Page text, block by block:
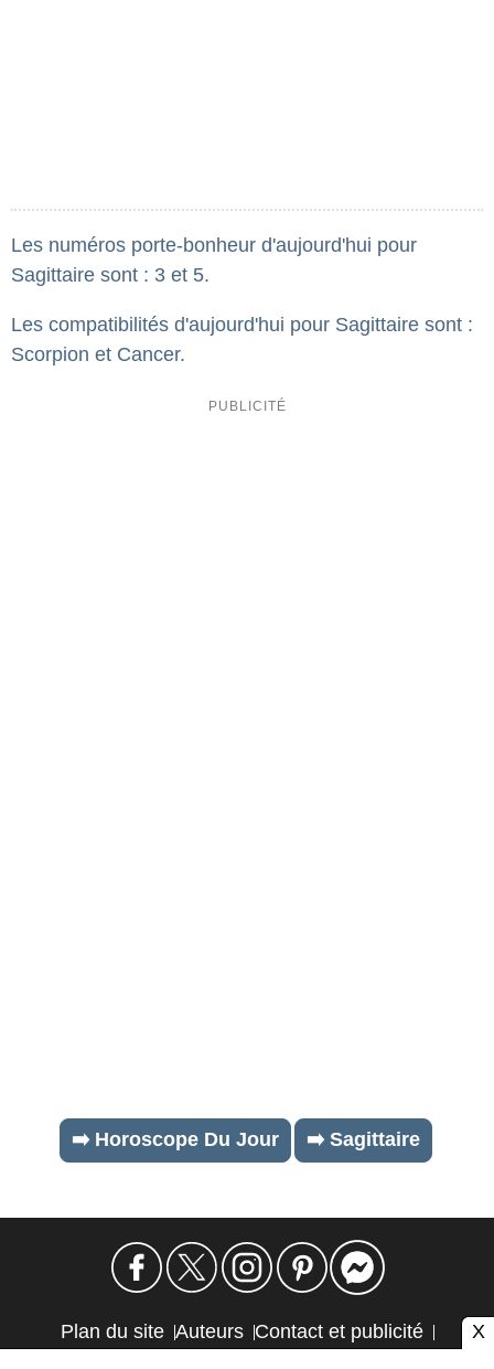
Les numéros porte-bonheur d'aujourd'hui pour
Sagittaire sont : 3 et 5.
Les compatibilités d'aujourd'hui pour Sagittaire sont :
Scorpion et Cancer.
➡️ Horoscope Du Jour ➡️ Sagittaire
Plan du site Auteurs Contact et publicité
X